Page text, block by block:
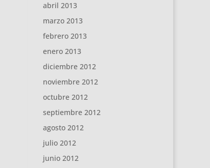
abril 2013
marzo 2013
febrero 2013
enero 2013
diciembre 2012
noviembre 2012
octubre 2012
septiembre 2012
agosto 2012
julio 2012
junio 2012